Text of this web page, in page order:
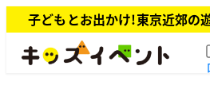
イ
子どもとお出かけ!東京近郊の